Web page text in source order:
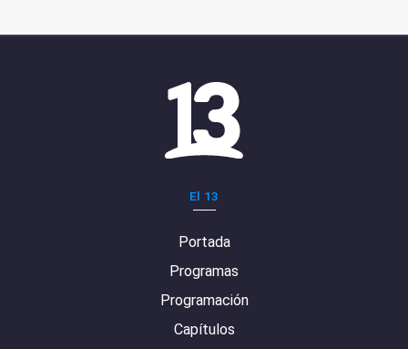
El 13
Portada
Programas
Programación
Capítulos